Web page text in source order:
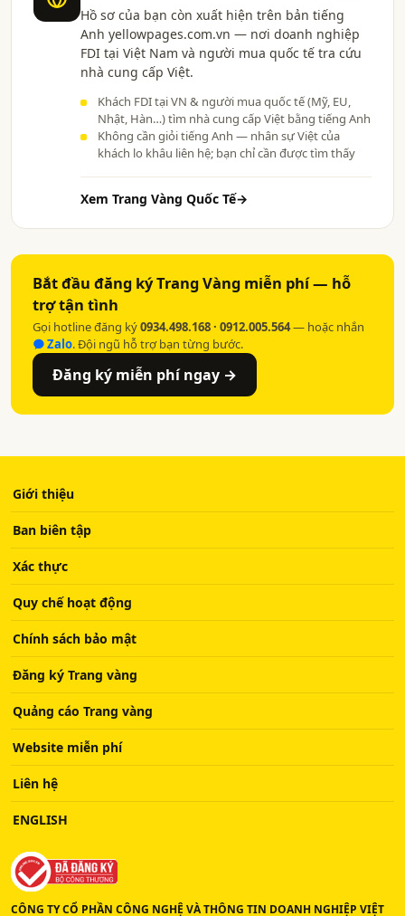
Hồ sơ của bạn còn xuất hiện trên bản tiếng
Anh yellowpages.com.vn — nơi doanh nghiệp
FDI tại Việt Nam và người mua quốc tế tra cứu
nhà cung cấp Việt.
Khách FDI tại VN & người mua quốc tế (Mỹ, EU,
Nhật, Hàn…) tìm nhà cung cấp Việt bằng tiếng Anh
Không cần giỏi tiếng Anh — nhân sự Việt của
khách lo khâu liên hệ; bạn chỉ cần được tìm thấy
Xem Trang Vàng Quốc Tế→
Bắt đầu đăng ký Trang Vàng miễn phí — hỗ
trợ tận tình
Gọi hotline đăng ký0934.498.168 · 0912.005.564— hoặc nhắn
Zalo. Đội ngũ hỗ trợ bạn từng bước.
Đăng ký miễn phí ngay →
Giới thiệu
Ban biên tập
Xác thực
Quy chế hoạt động
Chính sách bảo mật
Đăng ký Trang vàng
Quảng cáo Trang vàng
Website miễn phí
Liên hệ
ENGLISH
CÔNG TY CỔ PHẦN CÔNG NGHỆ VÀ THÔNG TIN DOANH NGHIỆP VIỆT